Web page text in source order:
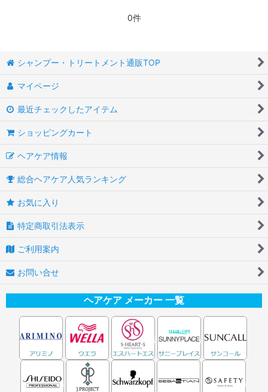
0件
シャンプー・トリートメント通販TOP
マイページ
最近チェックしたアイテム
ショッピングカート
ヘアケア情報
総合ヘアケア人気ランキング
お気に入り
特定商取引法表示
ご利用案内
お問い合せ
ヘアケア メーカー 一覧